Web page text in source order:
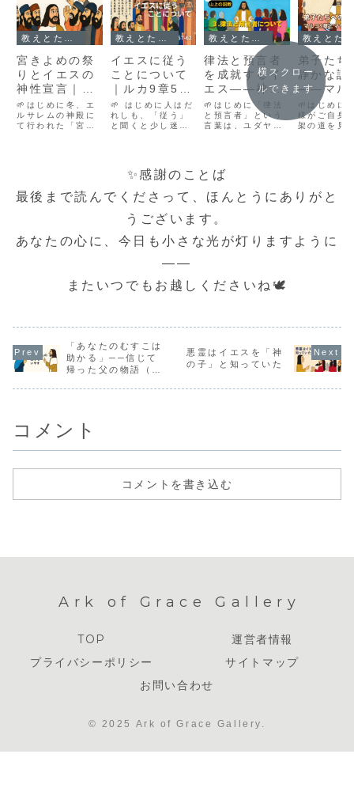
宮きよめの祭
りとイエスの
神性宣言｜ヨ
ハネの福音書
10章22-39節
🌱はじめに冬、エ
ルサレムの神殿に
て行われた「宮き
と疑いが満ちてお
箇所は、イエスが
ご自身の神性を
イエスに従う
ことについて
｜ルカ9章57–
62
🌱 はじめに人はだ
れしも、「従う」
と聞くと少し迷い
に従う歩みを、た
だの義務ではなく
して示していま
音書9章57–62に
は、イエスに従う
決意についての大
切な言葉が記さ...
律法と預言者
を成就するイ
エス――神の
ことばの深み
に生きる
🌱はじめに「律法
と預言者」という
言葉は、ユダヤの
の中に生きていた
弟子たちに、イエ
れます。「わたし
らを廃棄するため
ではなく、成就す
るためです」。イ
エスさまは旧約
弟子たち
静かな訓
――マル
章とマ
章に見る
りくだり
🌱はじめに
様がご自身
架の道を見
書9章とマ
です。ここ
「誰が一番
横スクロー
ルできます
✨感謝のことば
最後まで読んでくださって、ほんとうにありがと
うございます。
あなたの心に、今日も小さな光が灯りますように
――
またいつでもお越しくださいね🕊️
「あなたのむすこは
助かる」──信じて
帰った父の物語（ヨ
悪霊はイエスを「神
の子」と知っていた
コメント
コメントを書き込む
Ark of Grace Gallery
TOP
運営者情報
プライバシーポリシー
サイトマップ
お問い合わせ
© 2025 Ark of Grace Gallery.